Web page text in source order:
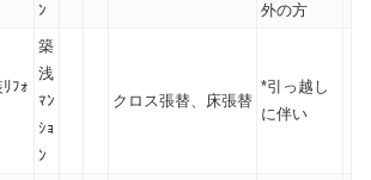
ﾝ
外の方
ﾘﾌｫ
築
浅
ﾏﾝ
ｼｮ
ﾝ
クロス張替、床張替
*引っ越し
に伴い